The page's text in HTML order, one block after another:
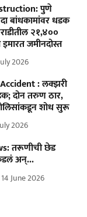
पुणे
बांधकामांवर धडक
२१,४००
जमीनदोस्त
2026
: लक्झरी
दोन तरुण ठार,
शोध सुरू
2026
तरूणीची छेड
अन्...
14 June 2026